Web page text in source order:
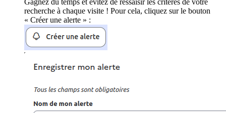
Gagnez du temps et évitez de ressaisir les critères de votre
recherche à chaque visite ! Pour cela, cliquez sur le bouton
« Créer une alerte » :